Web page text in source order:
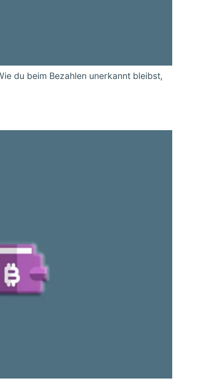
du beim Bezahlen unerkannt bleibst,